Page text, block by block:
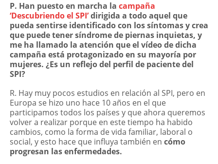
P. Han puesto en marcha la campaña
‘Descubriendo el SPI’dirigida a todo aquel que
pueda sentirse identificado con los síntomas y crea
que puede tener síndrome de piernas inquietas, y
me ha llamado la atención que el vídeo de dicha
campaña está protagonizado en su mayoría por
mujeres. ¿Es un reflejo del perfil de paciente del
SPI?
R. Hay muy pocos estudios en relación al SPI, pero en
Europa se hizo uno hace 10 años en el que
participamos todos los países y que ahora queremos
volver a realizar porque en este tiempo ha habido
cambios, como la forma de vida familiar, laboral o
social, y esto hace que influya también en cómo
progresan las enfermedades.